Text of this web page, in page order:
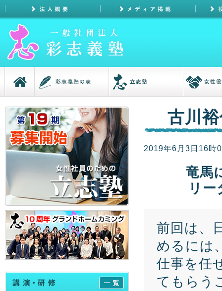
古川
2019年6月3日16時
竜馬
リ
前回は、
めるには
仕事を任
てもらう